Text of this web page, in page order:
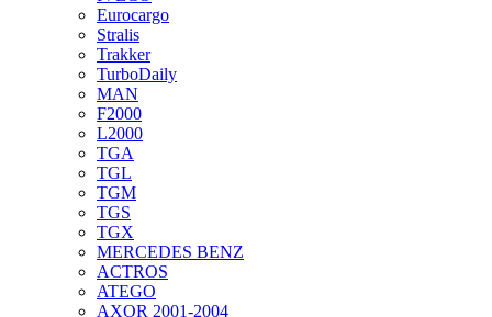
Eurocargo
Stralis
Trakker
TurboDaily
MAN
F2000
L2000
TGA
TGL
TGM
TGS
TGX
MERCEDES BENZ
ACTROS
ATEGO
AXOR 2001-2004